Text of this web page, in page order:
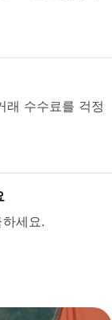
래 수수료를 걱정
세요.